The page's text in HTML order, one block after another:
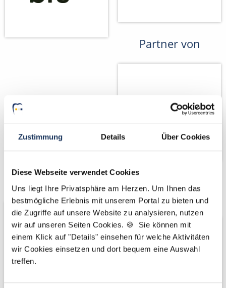
Zustimmung Details Über Cookies
Diese Webseite verwendet Cookies
Uns liegt Ihre Privatsphäre am Herzen. Um Ihnen das
bestmögliche Erlebnis mit unserem Portal zu bieten und
die Zugriffe auf unsere Website zu analysieren, nutzen
wir auf unseren Seiten Cookies. 🍪 Sie können mit
einem Klick auf "Details" einsehen für welche Aktivitäten
wir Cookies einsetzen und dort bequem eine Auswahl
treffen.
Partner von
Wir fördern
Wir pflanzen
Bäume